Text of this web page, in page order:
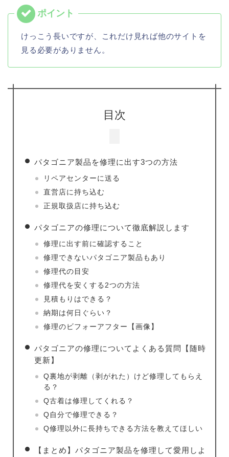
けっこう長いですが、これだけ見れば他のサイトを
見る必要がありません。
目次
パタゴニア製品を修理に出す3つの方法
リペアセンターに送る
直営店に持ち込む
正規取扱店に持ち込む
パタゴニアの修理について徹底解説します
修理に出す前に確認すること
修理できないパタゴニア製品もあり
修理代の目安
修理代を安くする2つの方法
見積もりはできる？
納期は何日ぐらい？
修理のビフォーアフター【画像】
パタゴニアの修理についてよくある質問【随時
更新】
Q裏地が剥離（剥がれた）けど修理してもらえ
る？
Q古着は修理してくれる？
Q自分で修理できる？
Q修理以外に長持ちできる方法を教えてほしい
【まとめ】パタゴニア製品を修理して愛用しよ